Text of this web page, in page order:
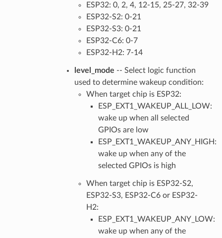
ESP32: 0, 2, 4, 12-15, 25-27, 32-39
ESP32-S2: 0-21
ESP32-S3: 0-21
ESP32-C6: 0-7
ESP32-H2: 7-14
level_mode -- Select logic function
used to determine wakeup condition:
When target chip is ESP32:
ESP_EXT1_WAKEUP_ALL_LOW:
wake up when all selected
GPIOs are low
ESP_EXT1_WAKEUP_ANY_HIGH:
wake up when any of the
selected GPIOs is high
When target chip is ESP32-S2,
ESP32-S3, ESP32-C6 or ESP32-
H2:
ESP_EXT1_WAKEUP_ANY_LOW:
wake up when any of the